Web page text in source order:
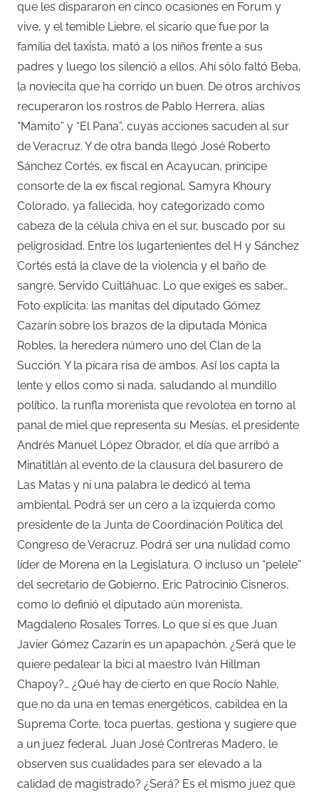
que les dispararon en cinco ocasiones en Forum y
vive, y el temible Liebre, el sicario que fue por la
familia del taxista, mató a los niños frente a sus
padres y luego los silenció a ellos. Ahí sólo faltó Beba,
la noviecita que ha corrido un buen. De otros archivos
recuperaron los rostros de Pablo Herrera, alias
“Mamito” y “El Pana”, cuyas acciones sacuden al sur
de Veracruz. Y de otra banda llegó José Roberto
Sánchez Cortés, ex fiscal en Acayucan, príncipe
consorte de la ex fiscal regional, Samyra Khoury
Colorado, ya fallecida, hoy categorizado como
cabeza de la célula chiva en el sur, buscado por su
peligrosidad. Entre los lugartenientes del H y Sánchez
Cortés está la clave de la violencia y el baño de
sangre. Servido Cuitláhuac. Lo que exiges es saber…
Foto explícita: las manitas del diputado Gómez
Cazarín sobre los brazos de la diputada Mónica
Robles, la heredera número uno del Clan de la
Succión. Y la pícara risa de ambos. Así los capta la
lente y ellos como si nada, saludando al mundillo
político, la runfla morenista que revolotea en torno al
panal de miel que representa su Mesías, el presidente
Andrés Manuel López Obrador, el día que arribó a
Minatitlán al evento de la clausura del basurero de
Las Matas y ni una palabra le dedicó al tema
ambiental. Podrá ser un cero a la izquierda como
presidente de la Junta de Coordinación Política del
Congreso de Veracruz. Podrá ser una nulidad como
líder de Morena en la Legislatura. O incluso un “pelele”
del secretario de Gobierno, Eric Patrocinio Cisneros,
como lo definió el diputado aún morenista,
Magdaleno Rosales Torres. Lo que sí es que Juan
Javier Gómez Cazarín es un apapachón. ¿Será que le
quiere pedalear la bici al maestro Iván Hillman
Chapoy?… ¿Qué hay de cierto en que Rocío Nahle,
que no da una en temas energéticos, cabildea en la
Suprema Corte, toca puertas, gestiona y sugiere que
a un juez federal, Juan José Contreras Madero, le
observen sus cualidades para ser elevado a la
calidad de magistrado? ¿Será? Es el mismo juez que